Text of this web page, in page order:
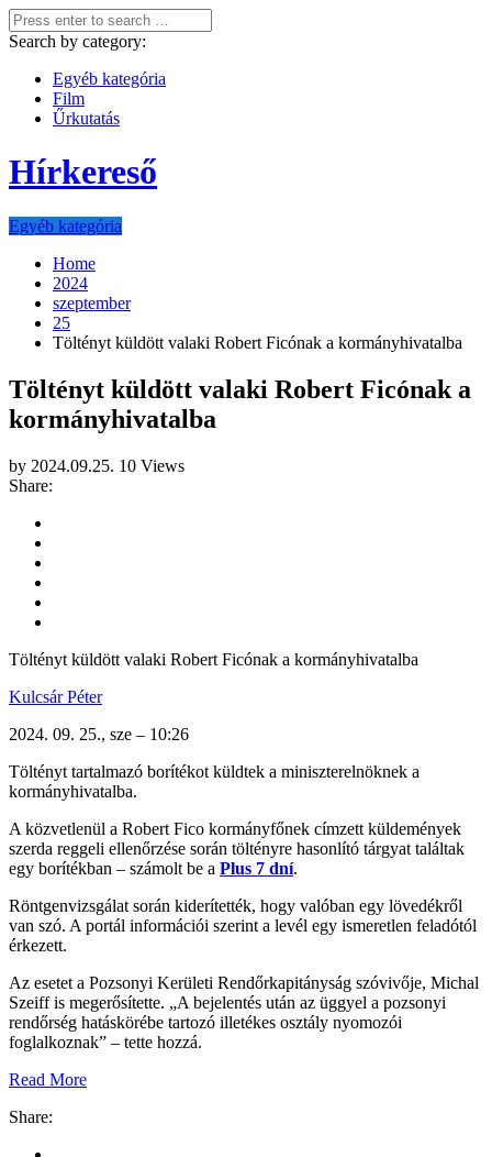
Search by category:
Egyéb kategória
Film
Űrkutatás
Hírkereső
Egyéb kategória
Home
2024
szeptember
25
Töltényt küldött valaki Robert Ficónak a kormányhivatalba
Töltényt küldött valaki Robert Ficónak a
kormányhivatalba
by 2024.09.25. 10 Views
Share:
Töltényt küldött valaki Robert Ficónak a kormányhivatalba
Kulcsár Péter
2024. 09. 25., sze – 10:26
Töltényt tartalmazó borítékot küldtek a miniszterelnöknek a
kormányhivatalba.
A közvetlenül a Robert Fico kormányfőnek címzett küldemények
szerda reggeli ellenőrzése során töltényre hasonlító tárgyat találtak
egy borítékban – számolt be a Plus 7 dní.
Röntgenvizsgálat során kiderítették, hogy valóban egy lövedékről
van szó. A portál információi szerint a levél egy ismeretlen feladótól
érkezett.
Az esetet a Pozsonyi Kerületi Rendőrkapitányság szóvivője, Michal
Szeiff is megerősítette. „A bejelentés után az üggyel a pozsonyi
rendőrség hatáskörébe tartozó illetékes osztály nyomozói
foglalkoznak” – tette hozzá.
Read More
Share: